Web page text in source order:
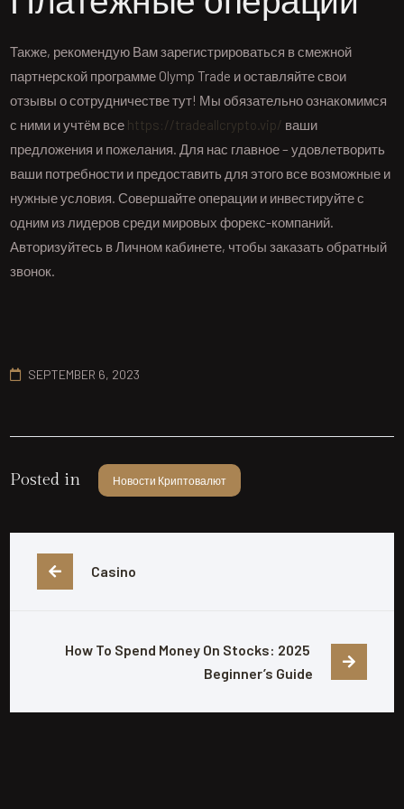
Также, рекомендую Вам зарегистрироваться в смежной
партнерской программе Olymp Trade и оставляйте свои
отзывы о сотрудничестве тут! Мы обязательно ознакомимся
с ними и учтём все https://tradeallcrypto.vip/ ваши
предложения и пожелания. Для нас главное – удовлетворить
ваши потребности и предоставить для этого все возможные и
нужные условия. Совершайте операции и инвестируйте с
одним из лидеров среди мировых форекс-компаний.
Авторизуйтесь в Личном кабинете, чтобы заказать обратный
звонок.
SEPTEMBER 6, 2023
Posted in Новости Криптовалют
Casino
How To Spend Money On Stocks: 2025
Beginner’s Guide